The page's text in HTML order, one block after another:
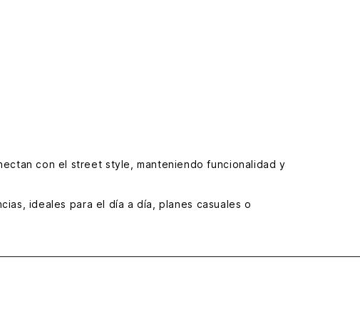
con el street style, manteniendo funcionalidad y
ideales para el día a día, planes casuales o